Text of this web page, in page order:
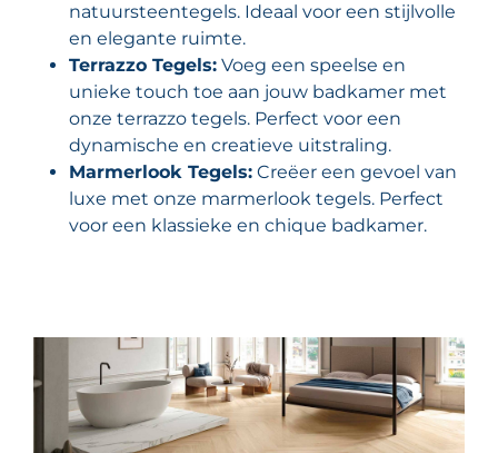
natuursteentegels. Ideaal voor een stijlvolle
en elegante ruimte.
Terrazzo Tegels: Voeg een speelse en
unieke touch toe aan jouw badkamer met
onze terrazzo tegels. Perfect voor een
dynamische en creatieve uitstraling.
Marmerlook Tegels: Creëer een gevoel van
luxe met onze marmerlook tegels. Perfect
voor een klassieke en chique badkamer.